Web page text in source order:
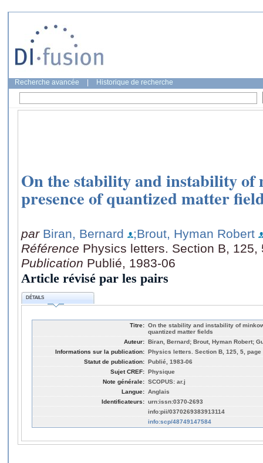
Recherche avancée Historique de recherche
On the stability and instability of
presence of quantized matter
par Biran, Bernard
;Brout, Hyman Robert
Référence Physics letters. Section B, 125,
Publication Publié, 1983-06
Article révisé par les pairs
DÉTAILS
Titre: On the stability and instability of
quantized matter fields
Auteur: Biran, Bernard; Brout, Hyman Robert;
Informations sur la publication: Physics letters. Section B, 125, 5, page
Statut de publication: Publié, 1983-06
Sujet CREF: Physique
Note générale: SCOPUS: ar.j
Langue: Anglais
Identificateurs: urn:issn:0370-2693
info:pii/0370269383913114
info:scp/48749147584